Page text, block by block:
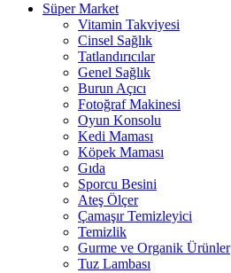
Süper Market
Vitamin Takviyesi
Cinsel Sağlık
Tatlandırıcılar
Genel Sağlık
Burun Açıcı
Fotoğraf Makinesi
Oyun Konsolu
Kedi Maması
Köpek Maması
Gıda
Sporcu Besini
Ateş Ölçer
Çamaşır Temizleyici
Temizlik
Gurme ve Organik Ürünler
Tuz Lambası